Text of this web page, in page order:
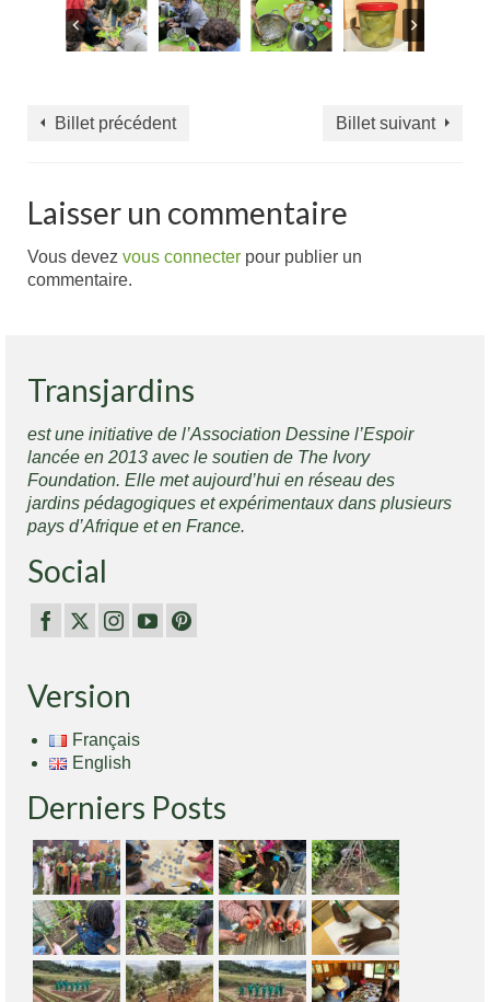
Billet précédent Billet suivant
Laisser un commentaire
Vous devez vous connecter pour publier un
commentaire.
Transjardins
est une initiative de l’Association Dessine l’Espoir
lancée en 2013 avec le soutien de The Ivory
Foundation. Elle met aujourd’hui en réseau des
jardins pédagogiques et expérimentaux dans plusieurs
pays d’Afrique et en France.
Social
Version
Français
English
Derniers Posts